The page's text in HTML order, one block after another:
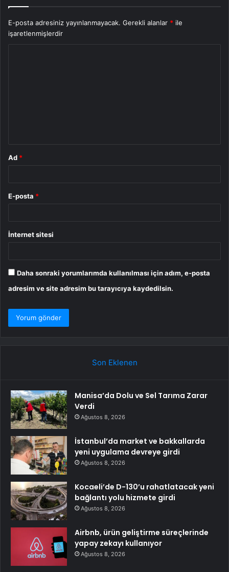
E-posta adresiniz yayınlanmayacak. Gerekli alanlar * ile
işaretlenmişlerdir
Ad *
E-posta *
İnternet sitesi
Daha sonraki yorumlarımda kullanılması için adım, e-posta
adresim ve site adresim bu tarayıcıya kaydedilsin.
Son Eklenen
Manisa’da Dolu ve Sel Tarıma Zarar
Verdi
Ağustos 8, 2026
İstanbul’da market ve bakkallarda
yeni uygulama devreye girdi
Ağustos 8, 2026
Kocaeli’de D-130’u rahatlatacak yeni
bağlantı yolu hizmete girdi
Ağustos 8, 2026
Airbnb, ürün geliştirme süreçlerinde
yapay zekayı kullanıyor
Ağustos 8, 2026